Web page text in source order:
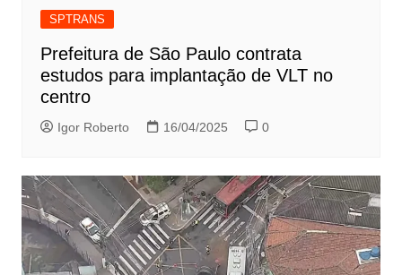
SPTRANS
Prefeitura de São Paulo contrata
estudos para implantação de VLT no
centro
Igor Roberto 16/04/2025 0